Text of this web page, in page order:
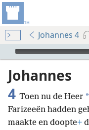
Johannes 4
Audio Player
Johannes
4 Toen nu de Heer *
Farizeeën hadden
maakte en doopte+